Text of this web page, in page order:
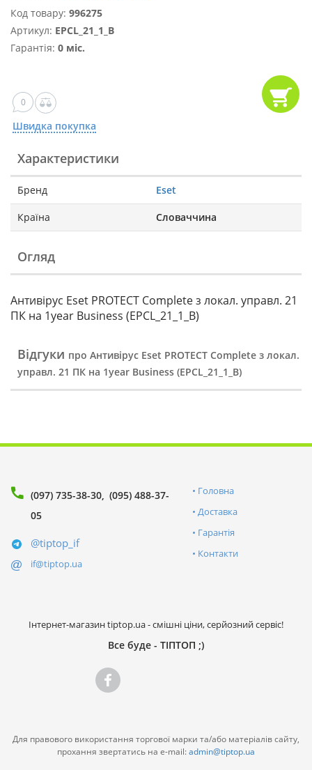
Код товару: 996275
Артикул: EPCL_21_1_B
Гарантія: 0 міс.
0
Швидка покупка
Характеристики
Бренд Eset
Країна Словаччина
Огляд
Антивірус Eset PROTECT Complete з локал. управл. 21
ПК на 1year Business (EPCL_21_1_B)
Відгуки про Антивірус Eset PROTECT Complete з локал.
управл. 21 ПК на 1year Business (EPCL_21_1_B)
(097) 735-38-30 (095) 488-37-
05
@tiptop_if
if@tiptop.ua
Головна
Доставка
Гарантія
Контакти
Інтернет-магазин tiptop.ua - смішні ціни, серйозний сервіс!
Все буде - ТІПТОП ;)
Для правового використання торгової марки та/або матеріалів сайту,
прохання звертатись на e-mail:admin@tiptop.ua